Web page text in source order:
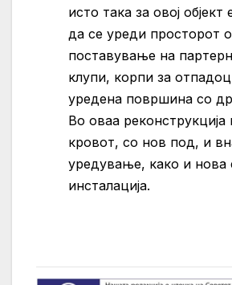
исто така за овој
да се уреди просторот
поставување на
клупи, корпи за
уредена површина со
Во оваа реконструкција
кровот, со нов под, и
уредување, како и нова
инсталација.